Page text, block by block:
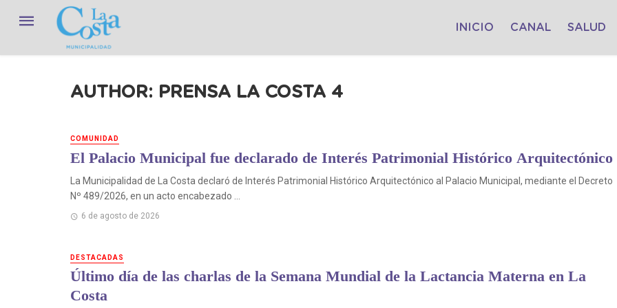
INICIO CANAL SALUD
AUTHOR: PRENSA LA COSTA 4
COMUNIDAD
El Palacio Municipal fue declarado de Interés Patrimonial Histórico Arquitectónico
La Municipalidad de La Costa declaró de Interés Patrimonial Histórico Arquitectónico al Palacio Municipal, mediante el Decreto
Nº 489/2026, en un acto encabezado ...
6 de agosto de 2026
DESTACADAS
Último día de las charlas de la Semana Mundial de la Lactancia Materna en La
Costa